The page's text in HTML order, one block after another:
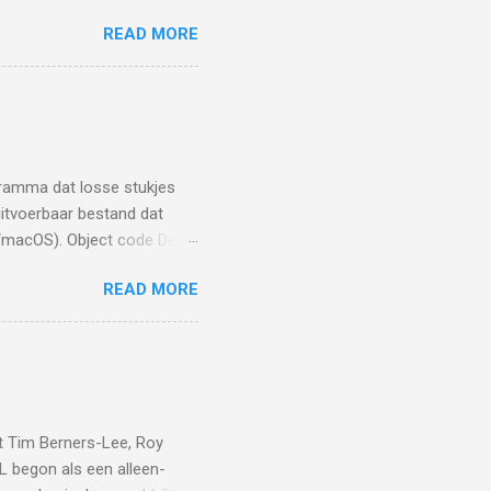
kan uploaden in mijn
uploaden in mijn geval is
READ MORE
dat losse stukjes
bestand dat
Object code De
// dit is een comment )
kunt gebruiken. IDE
debuggen en uitvoeren —
dat een bepaalde taak
READ MORE
Tim Berners-Lee, Roy
begon als een alleen-